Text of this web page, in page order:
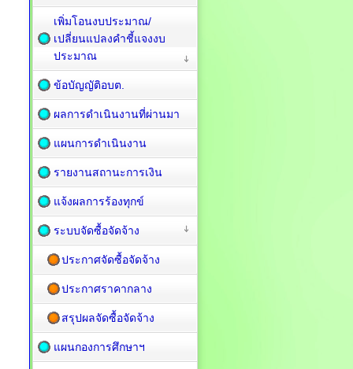
เพิ่มโอนงบประมาณ/
เปลี่ยนแปลงคำชี้แจงงบ
ประมาณ
ข้อบัญญัติอบต.
ผลการดำเนินงานที่ผ่านมา
แผนการดำเนินงาน
รายงานสถานะการเงิน
แจ้งผลการร้องทุกข์
ระบบจัดซื้อจัดจ้าง
ประกาศจัดซื้อจัดจ้าง
ประกาศราคากลาง
สรุปผลจัดซื้อจัดจ้าง
แผนกองการศึกษาฯ